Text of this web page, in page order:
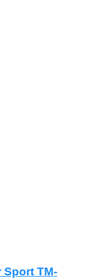
Sport TM-